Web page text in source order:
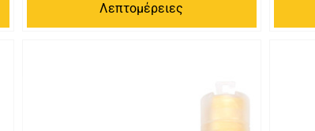
Λεπτομέρειες